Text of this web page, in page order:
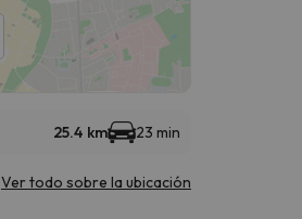
25.4 km 23 min
Ver todo sobre la ubicación